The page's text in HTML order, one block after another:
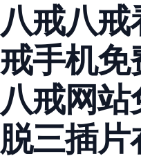
八戒八
戒手机
八戒网
脱三插